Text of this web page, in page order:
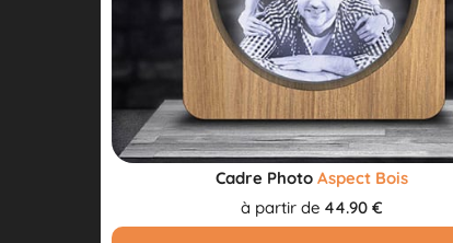
Cadre PhotoAspect Bois
à partir de 44.90 €